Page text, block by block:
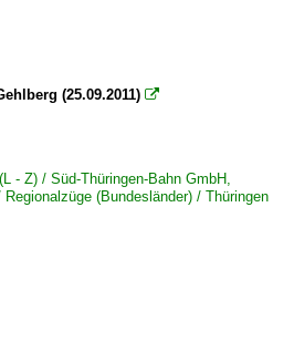
(25.09.2011) 
- Z) / Süd-Thüringen-Bahn GmbH,
Regionalzüge (Bundesländer) / Thüringen